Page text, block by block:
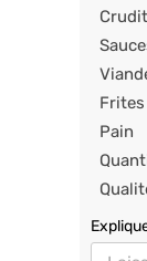
Frites
Pain